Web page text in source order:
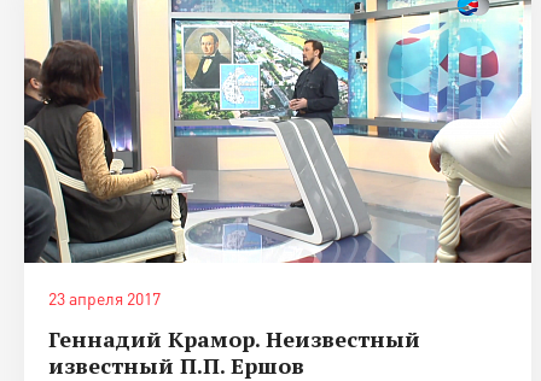
23 апреля 2017
Геннадий Крамор. Неизвестный
известный П.П. Ершов